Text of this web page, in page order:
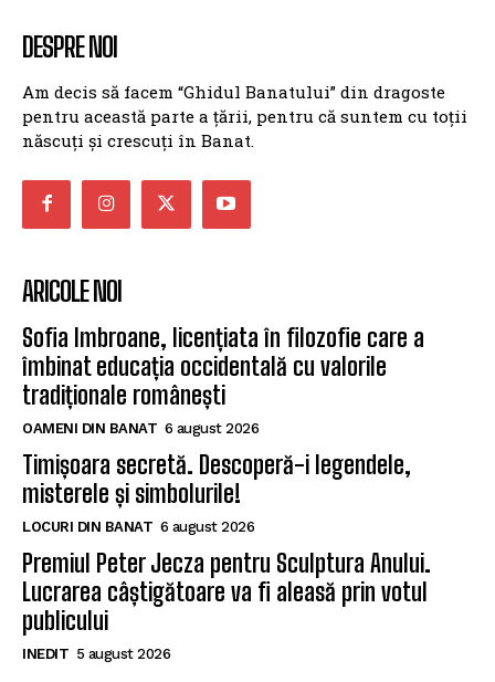
DESPRE NOI
Am decis să facem “Ghidul Banatului” din dragoste
pentru această parte a țării, pentru că suntem cu toții
născuți și crescuți în Banat.
ARICOLE NOI
Sofia Imbroane, licențiata în filozofie care a
îmbinat educația occidentală cu valorile
tradiționale românești
OAMENI DIN BANAT 6 august 2026
Timișoara secretă. Descoperă-i legendele,
misterele și simbolurile!
LOCURI DIN BANAT 6 august 2026
Premiul Peter Jecza pentru Sculptura Anului.
Lucrarea câștigătoare va fi aleasă prin votul
publicului
INEDIT 5 august 2026